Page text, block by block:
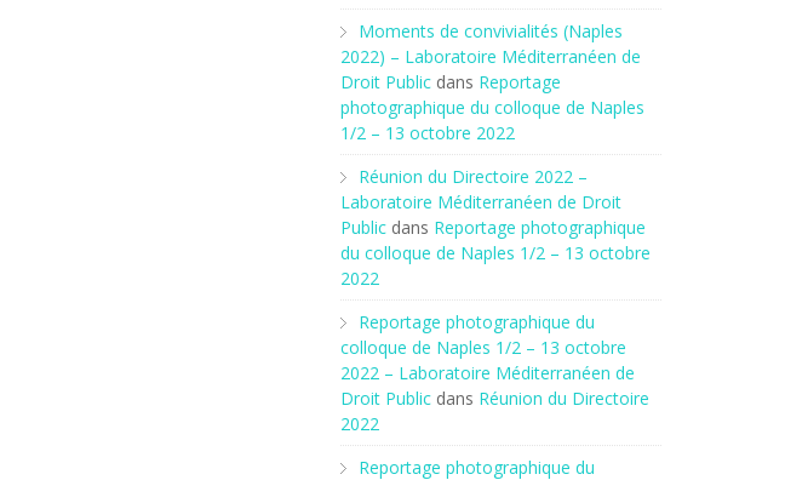
Moments de convivialités (Naples
2022) – Laboratoire Méditerranéen de
Droit Public dans Reportage
photographique du colloque de Naples
1/2 – 13 octobre 2022
Réunion du Directoire 2022 –
Laboratoire Méditerranéen de Droit
Public dans Reportage photographique
du colloque de Naples 1/2 – 13 octobre
2022
Reportage photographique du
colloque de Naples 1/2 – 13 octobre
2022 – Laboratoire Méditerranéen de
Droit Public dans Réunion du Directoire
2022
Reportage photographique du